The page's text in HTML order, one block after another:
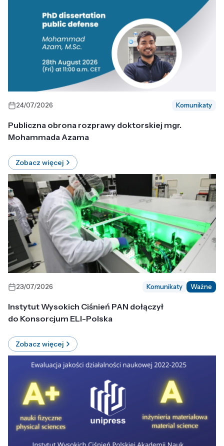
24/07/2026 Komunikaty
Publiczna obrona rozprawy doktorskiej mgr.
Mohammada Azama
Zobacz więcej
23/07/2026 Komunikaty Ważne
Instytut Wysokich Ciśnień PAN dołączył
do Konsorcjum ELI-Polska
Zobacz więcej